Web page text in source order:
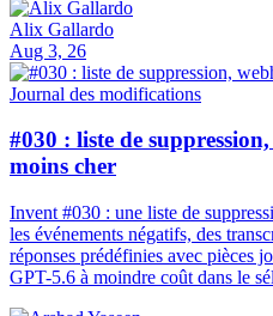
Alix Gallardo
Aug 3, 26
Journal des modifications
#030 : liste de
moins cher
Invent #030 : une liste de
les événements négatifs, des
réponses prédéfinies avec pièces
GPT-5.6 à moindre coût dans le